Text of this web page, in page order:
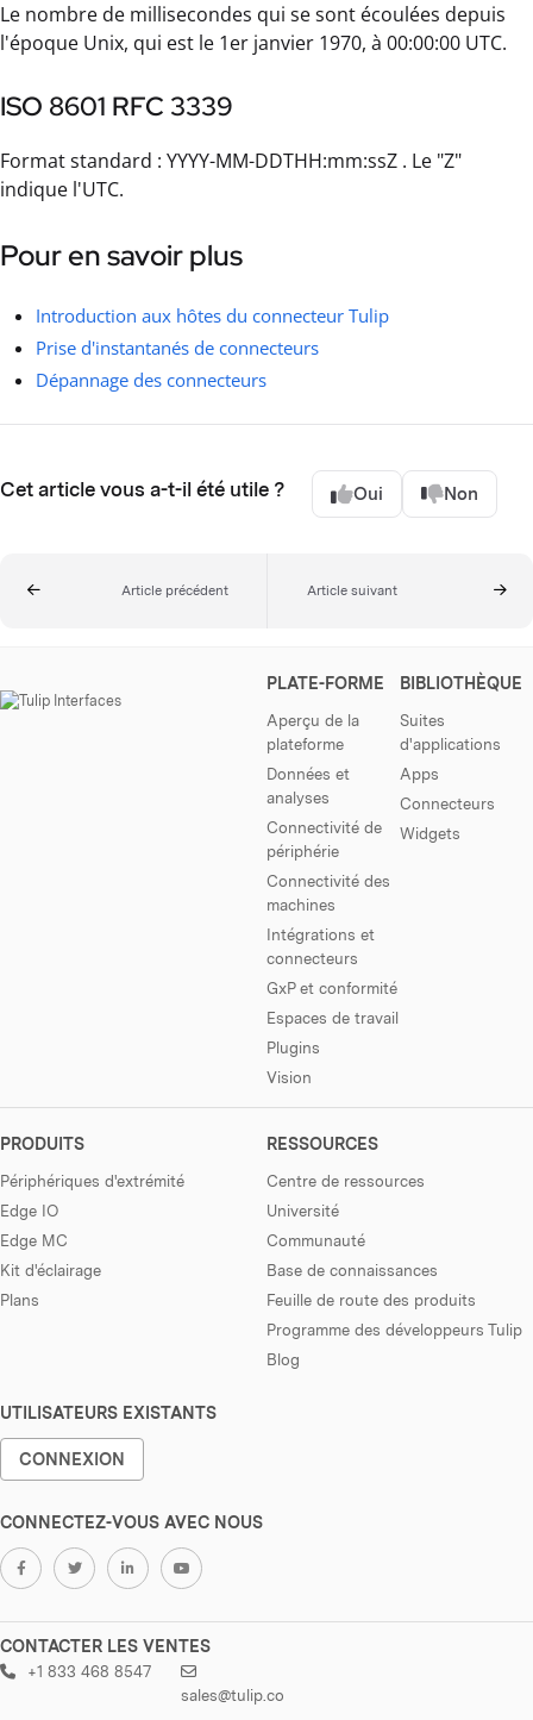
Le nombre de millisecondes qui se sont écoulées depuis
l'époque Unix, qui est le 1er janvier 1970, à 00:00:00 UTC.
ISO 8601 RFC 3339
Format standard : YYYY-MM-DDTHH:mm:ssZ . Le "Z"
indique l'UTC.
Pour en savoir plus
Introduction aux hôtes du connecteur Tulip
Prise d'instantanés de connecteurs
Dépannage des connecteurs
Cet article vous a-t-il été utile ? Oui Non
Article précédent Article suivant
PLATE-FORME
Aperçu de la
plateforme
Données et
analyses
Connectivité de
périphérie
Connectivité des
machines
Intégrations et
connecteurs
GxP et conformité
Espaces de travail
Plugins
Vision
BIBLIOTHÈQUE
Suites
d'applications
Apps
Connecteurs
Widgets
PRODUITS
Périphériques d'extrémité
Edge IO
Edge MC
Kit d'éclairage
Plans
RESSOURCES
Centre de ressources
Université
Communauté
Base de connaissances
Feuille de route des produits
Programme des développeurs Tulip
Blog
UTILISATEURS EXISTANTS
CONNEXION
CONNECTEZ-VOUS AVEC NOUS
CONTACTER LES VENTES
+1 833 468 8547
sales@tulip.co